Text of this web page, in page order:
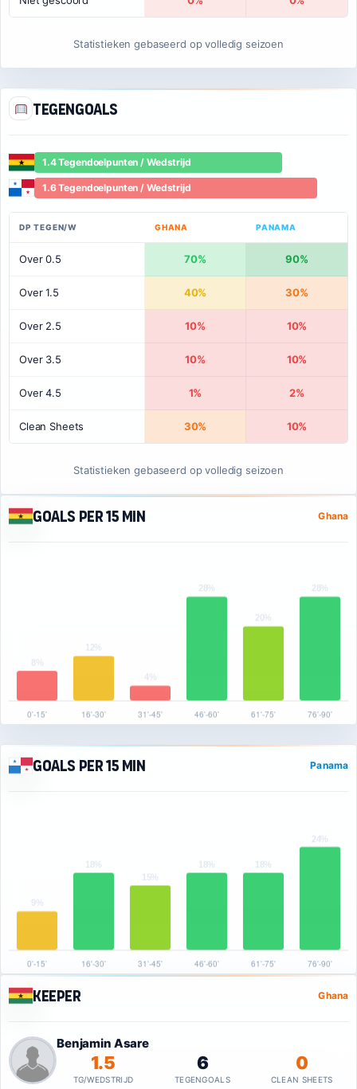
Statistieken gebaseerd op volledig seizoen
Tegengoals
1.4 Tegendoelpunten / Wedstrijd
1.6 Tegendoelpunten / Wedstrijd
DP TEGEN/W GHANA PANAMA
Over 0.5 70% 90%
Over 1.5 40% 30%
Over 2.5 10% 10%
Over 3.5 10% 10%
Over 4.5 1% 2%
Clean Sheets 30% 10%
Statistieken gebaseerd op volledig seizoen
Goals per 15 min Ghana
Goals per 15 min Panama
Keeper Ghana
Benjamin Asare
1.5
TG/WEDSTRIJD
6
TEGENGOALS
0
CLEAN SHEETS